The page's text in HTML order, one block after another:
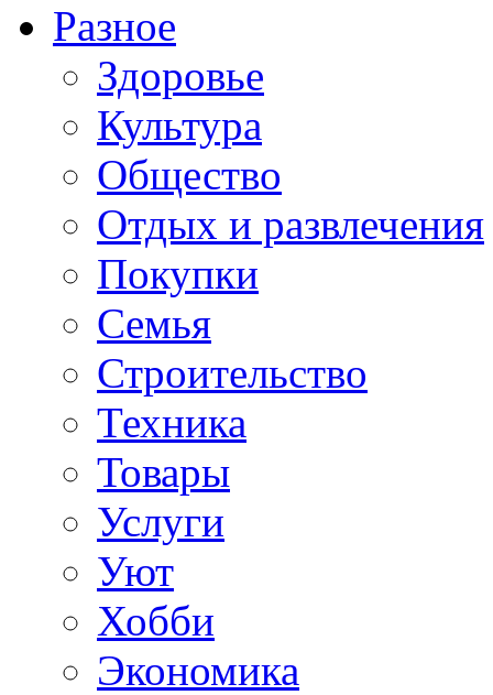
Разное
Здоровье
Культура
Общество
Отдых и развлечения
Покупки
Семья
Строительство
Техника
Товары
Услуги
Уют
Хобби
Экономика